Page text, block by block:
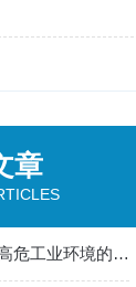
章
防爆自动气象站：高危工业环境的“安全气象眼”